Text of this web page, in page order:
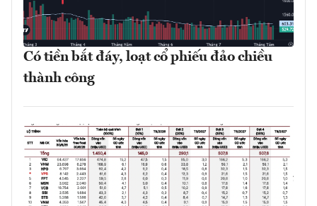
Có tiền bắt đáy, loạt cổ phiếu đảo chiều
thành công